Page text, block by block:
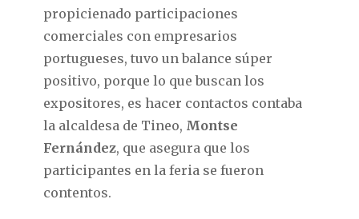
propicienado participaciones
comerciales con empresarios
portugueses, tuvo un balance súper
positivo, porque lo que buscan los
expositores, es hacer contactos contaba
la alcaldesa de Tineo, Montse
Fernández, que asegura que los
participantes en la feria se fueron
contentos.